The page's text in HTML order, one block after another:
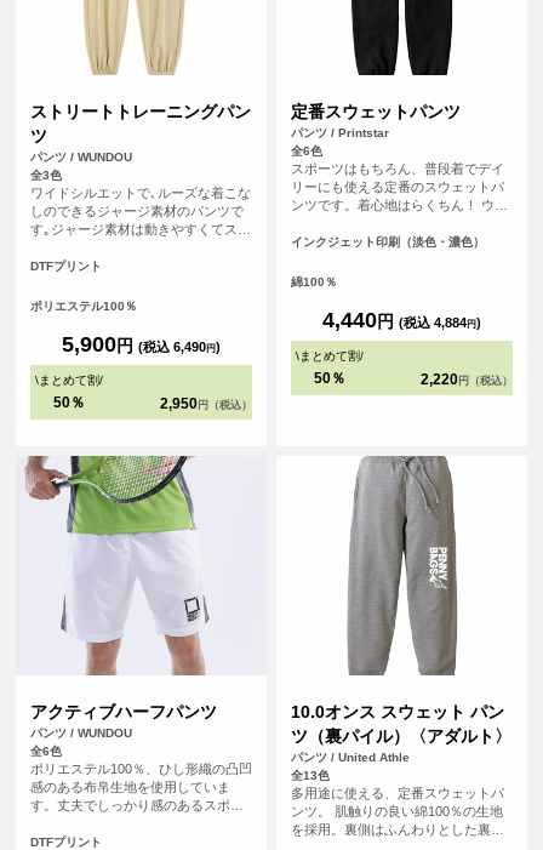
ストリートトレーニングパン
ツ
パンツ / WUNDOU
全3色
ワイドシルエットで､ルーズな着こな
しのできるジャージ素材のパンツで
す｡ジャージ素材は動きやすくてスポ
感じのデイリーユース！スポーツに
やストリート向けにワイドなシルエ
にはゴムがありボトムにかけて生地
がたまる落ち感がグッド！シルエッ
トの好みで自分のサイズを選んでく
んで調節できます｡
DTFプリント
ポリエステル100％
5,900円 (税込 6,490円)
\まとめて割/
50％ 2,950 円（税込）
定番スウェットパンツ
パンツ / Printstar
全6色
スポーツはもちろん、普段着でデイ
リーにも使える定番のスウェットパ
ンツです。着心地はらくちん！ ウエ
インクジェット印刷（淡色・濃色）
綿100％
4,440円 (税込 4,884円)
\まとめて割/
50％ 2,220 円（税込）
アクティブハーフパンツ
パンツ / WUNDOU
全6色
ポリエステル100％、ひし形織の凸凹
感のある布帛生地を使用していま
す。丈夫でしっかり感のあるスポー
ニスボールなども収まる深めのビッ
DTFプリント
10.0オンス スウェット パン
ツ（裏パイル）〈アダルト〉
パンツ / United Athle
全13色
多用途に使える、定番スウェットパ
ンツ。 肌触りの良い綿100％の生地
を採用。裏側はふんわりとした裏パ